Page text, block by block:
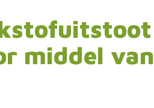
middel van